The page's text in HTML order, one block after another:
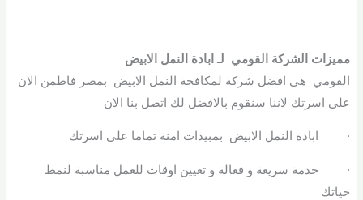
مميزات الشركة القومي لـ ابادة النمل الابيض
القومي هى افضل شركة لمكافحة النمل الابيض بمصر فاطمن الان
على اسرتك لاننا سنقوم بالافضل لك اتصل بنا الان
· ابادة النمل الابيض بمبيدات امنة تماما على اسرتك
· خدمة سريعة و فعالة و تعيين اوقات للعمل مناسبة لنمط
حياتك